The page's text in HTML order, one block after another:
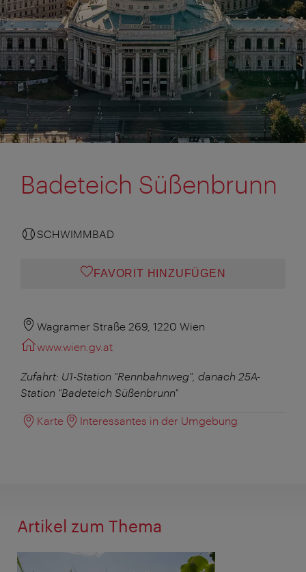
Badeteich Süßenbrunn
SCHWIMMBAD
FAVORIT HINZUFÜGEN
Wagramer Straße 269, 1220 Wien
www.wien.gv.at
Zufahrt: U1-Station "Rennbahnweg", danach 25A-
Station "Badeteich Süßenbrunn"
Karte Interessantes in der Umgebung
Artikel zum Thema